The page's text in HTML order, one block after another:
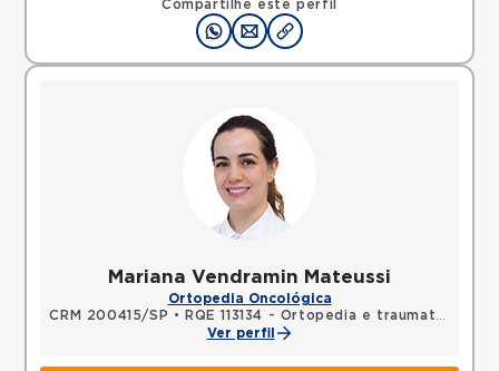
Compartilhe este perfil
Mariana Vendramin Mateussi
Ortopedia Oncológica
CRM 200415/SP •
RQE 113134 - Ortopedia e traumatologia
Ver perfil